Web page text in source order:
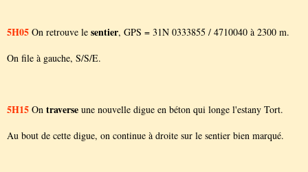
5H05 On retrouve le sentier, GPS = 31N 0333855 / 4710040 à 2300 m.
On file à gauche, S/S/E.
5H15 On traverse une nouvelle digue en béton qui longe l'estany Tort.
Au bout de cette digue, on continue à droite sur le sentier bien marqué.